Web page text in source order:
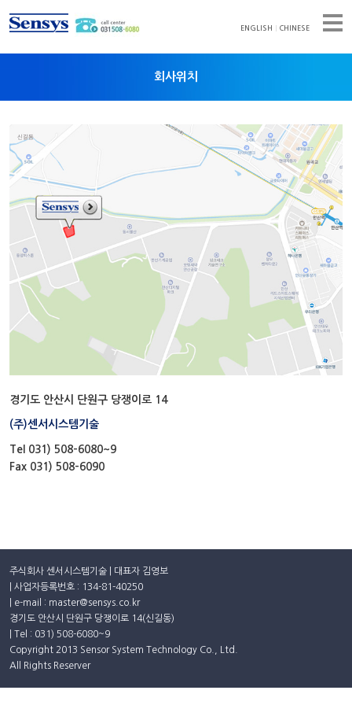
ENGLISH CHINESE
CEO 인사말
대외인증현황
회사홍보(전시회)
회사위치
자료실
고객광장
대리점
공지사항
회사위치
경기도 안산시 단원구 당쟁이로 14
(주)센서시스템기술
Tel 031) 508-6080~9
Fax 031) 508-6090
주식회사 센서시스템기술 | 대표자 김영보
| 사업자등록번호 : 134-81-40250
| e-mail : master@sensys.co.kr
경기도 안산시 단원구 당쟁이로 14(신길동)
| Tel : 031) 508-6080~9
Copyright 2013 Sensor System Technology Co., Ltd.
All Rights Reserver